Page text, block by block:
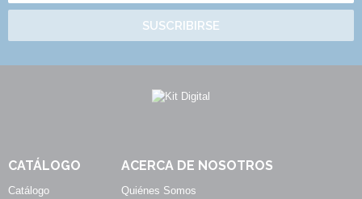
SUSCRIBIRSE
CATÁLOGO
Catálogo
ACERCA DE NOSOTROS
Quiénes Somos